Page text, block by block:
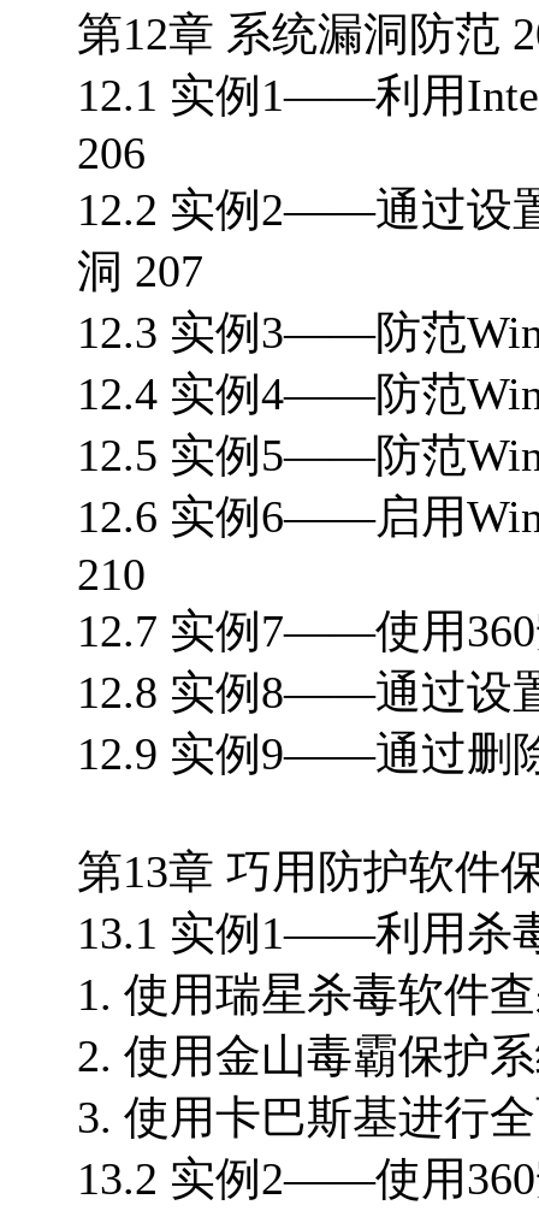
第12章 系统漏洞防范
12.1 实例1——利用
206
12.2 实例2——通过设
洞 207
12.3 实例3——防范
12.4 实例4——防范
12.5 实例5——防范
12.6 实例6——启用
210
12.7 实例7——使用
12.8 实例8——通过设
12.9 实例9——通过删
第13章 巧用防护软件
13.1 实例1——利用杀
1. 使用瑞星杀毒软件
2. 使用金山毒霸保护
3. 使用卡巴斯基进行
13.2 实例2——使用